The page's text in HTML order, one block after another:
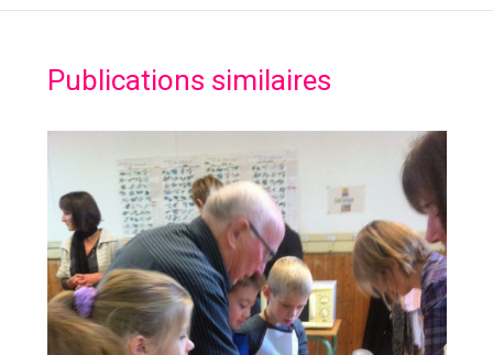
Publications similaires